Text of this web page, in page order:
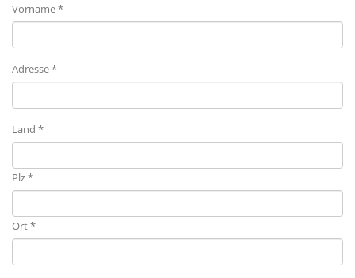
Vorname *
Adresse *
Land *
Plz *
Ort *